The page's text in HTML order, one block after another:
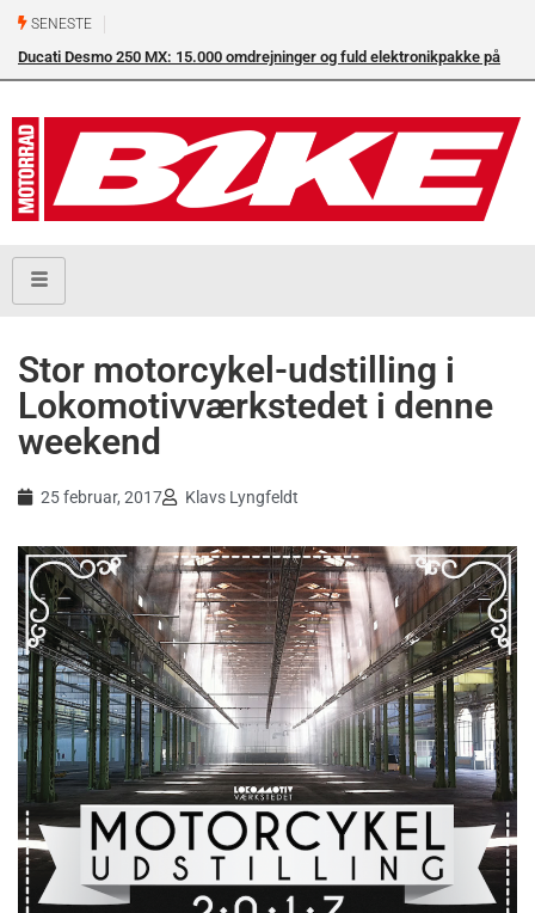
SENESTE
Ducati Desmo 250 MX: 15.000 omdrejninger og fuld elektronikpakke på
Stor motorcykel-udstilling i
Lokomotivværkstedet i denne
weekend
25 februar, 2017 Klavs Lyngfeldt